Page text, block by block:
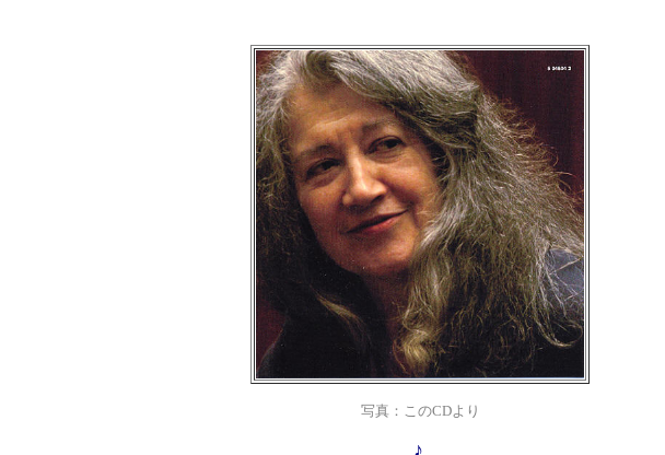
写真：このCDより
♪